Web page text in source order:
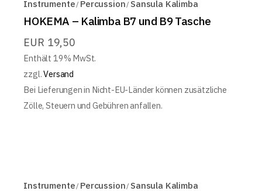
Instrumente Percussion Sansula Kalimba
HOKEMA – Kalimba B7 und B9 Tasche
EUR 19,50
Enthält 19% MwSt.
zzgl.Versand
Bei Lieferungen in Nicht-EU-Länder können zusätzliche
Zölle, Steuern und Gebühren anfallen.
Instrumente Percussion Sansula Kalimba